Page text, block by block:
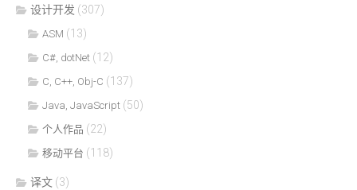
设计开发 (307)
ASM (13)
C#, dotNet (12)
C, C++, Obj-C (137)
Java, JavaScript (50)
个人作品 (22)
移动平台 (118)
译文 (3)